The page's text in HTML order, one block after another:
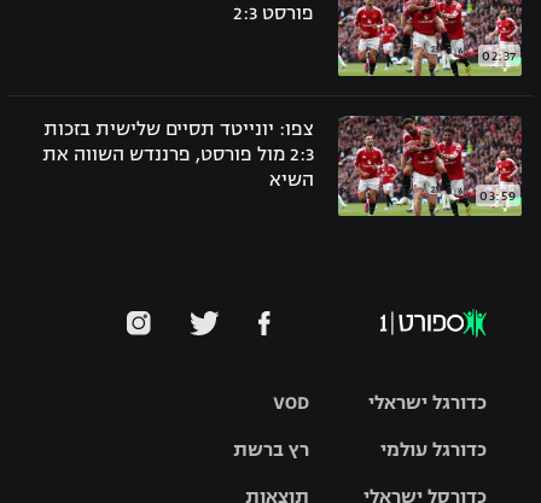
02:37
פורסט 2:3
03:59
צפו: יונייטד תסיים שלישית בזכות
2:3 מול פורסט, פרננדש השווה את
השיא
VOD
רץ ברשת
תוצאות
כדורגל ישראלי
כדורגל עולמי
כדורסל ישראלי